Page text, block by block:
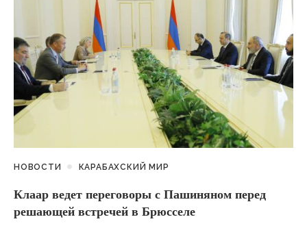
НОВОСТИ КАРАБАХСКИЙ МИР
Клаар ведет переговоры с Пашиняном перед
решающей встречей в Брюсселе